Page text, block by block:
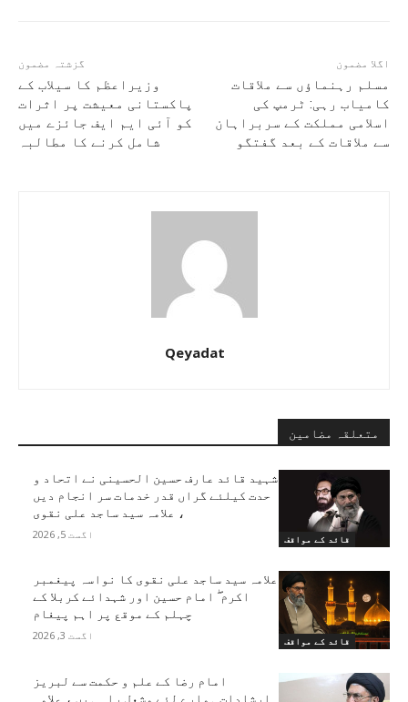
گزشتہ مضمون
وزیراعظم کا سیلاب کے
پاکستانی معیشت پر اثرات
کو آئی ایم ایف جائزے میں
شامل کرنے کا مطالبہ
اگلا مضمون
مسلم رہنماؤں سے ملاقات
کامیاب رہی: ٹرمپ کی
اسلامی مملکت کے سربراہان
سے ملاقات کے بعد گفتگو
Qeyadat
متعلقہ مضامین
قائد کے مواقف
شہید قائد عارف حسین الحسینی نے اتحاد و
حدت کیلئے گراں قدر خدمات سر انجام دیں
، علامہ سید ساجد علی نقوی
اگست 5, 2026
قائد کے مواقف
علامہ سید ساجد علی نقوی کا نواسہ پیغمبر
اکرم ۖ امام حسین اور شہدائے کربلا کے
چہلم کے موقع پر اہم پیغام
اگست 3, 2026
امام رضا کے علم و حکمت سے لبریز
ارشادات ہمارے لئے مشعل راہ ہیں ، علامہ